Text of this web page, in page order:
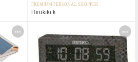
PREMIUM PERSONAL SHOPPER
Hirokiki.k